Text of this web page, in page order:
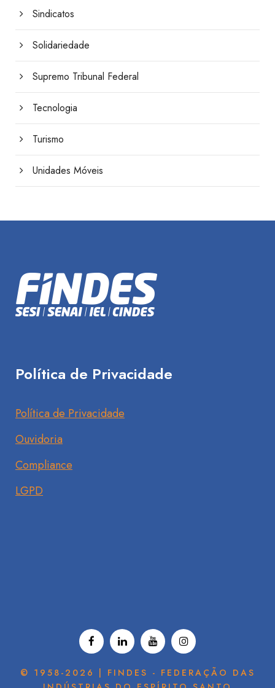
Sindicatos
Solidariedade
Supremo Tribunal Federal
Tecnologia
Turismo
Unidades Móveis
Política de Privacidade
Política de Privacidade
Ouvidoria
Compliance
LGPD
© 1958-2026 | FINDES - FEDERAÇÃO DAS